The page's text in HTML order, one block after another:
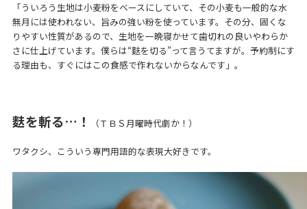
「ういろう生地は小麦粉をベースにしていて、その小麦も一般的な水
無月には使われない、旨みの強い粉を使っています。その分、固くな
りやすい性質があるので、生地を一晩寝かせて歯切れの良いやわらか
さに仕上げています。僕らは“麩を切る”って言うてますが。予約制にす
る理由も、すぐにはこの食感で作れないからなんです」。
麩を斬る…！ （ＴＢＳ月曜時代劇か！）
ワタクシ、こういう専門用語的な表現大好きです。